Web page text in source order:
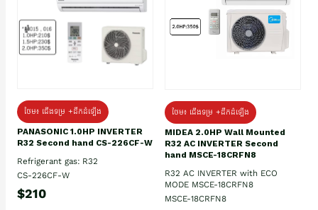
ថែម៖ ជើងទម្រ +ដឹកដំឡើង
PANASONIC 1.0HP INVERTER
R32 Second hand CS-226CF-W
Refrigerant gas: R32
CS-226CF-W
$210
ថែម៖ ជើងទម្រ +ដឹកដំឡើង
MIDEA 2.0HP Wall Mounted
R32 AC INVERTER Second
hand MSCE-18CRFN8
R32 AC INVERTER with ECO
MODE MSCE-18CRFN8
MSCE-18CRFN8